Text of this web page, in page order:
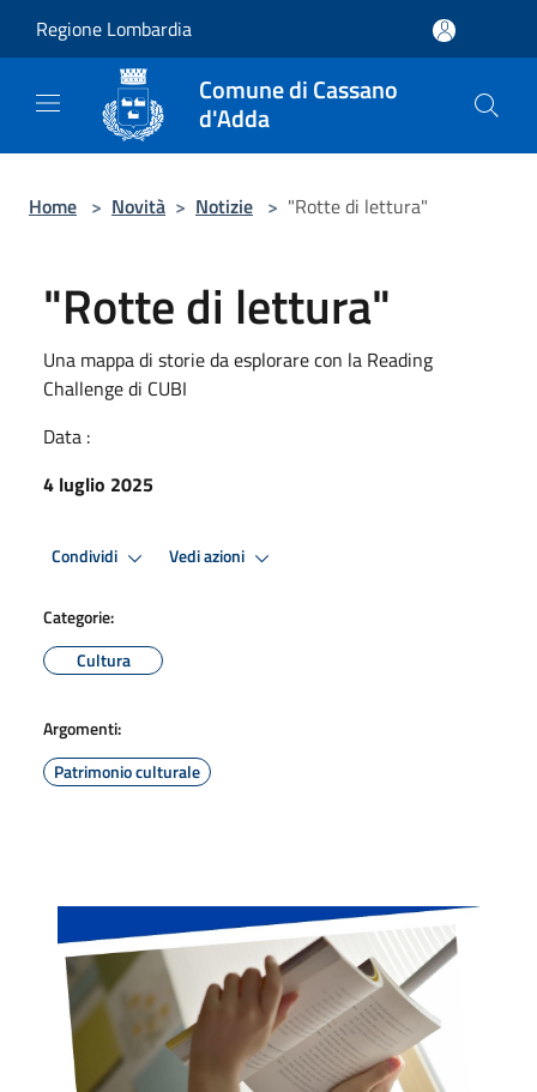
Regione Lombardia
Comune di Cassano
d'Adda
Home > Novità > Notizie > "Rotte di lettura"
"Rotte di lettura"
Una mappa di storie da esplorare con la Reading
Challenge di CUBI
Data :
4 luglio 2025
Condividi Vedi azioni
Categorie:
Cultura
Argomenti:
Patrimonio culturale